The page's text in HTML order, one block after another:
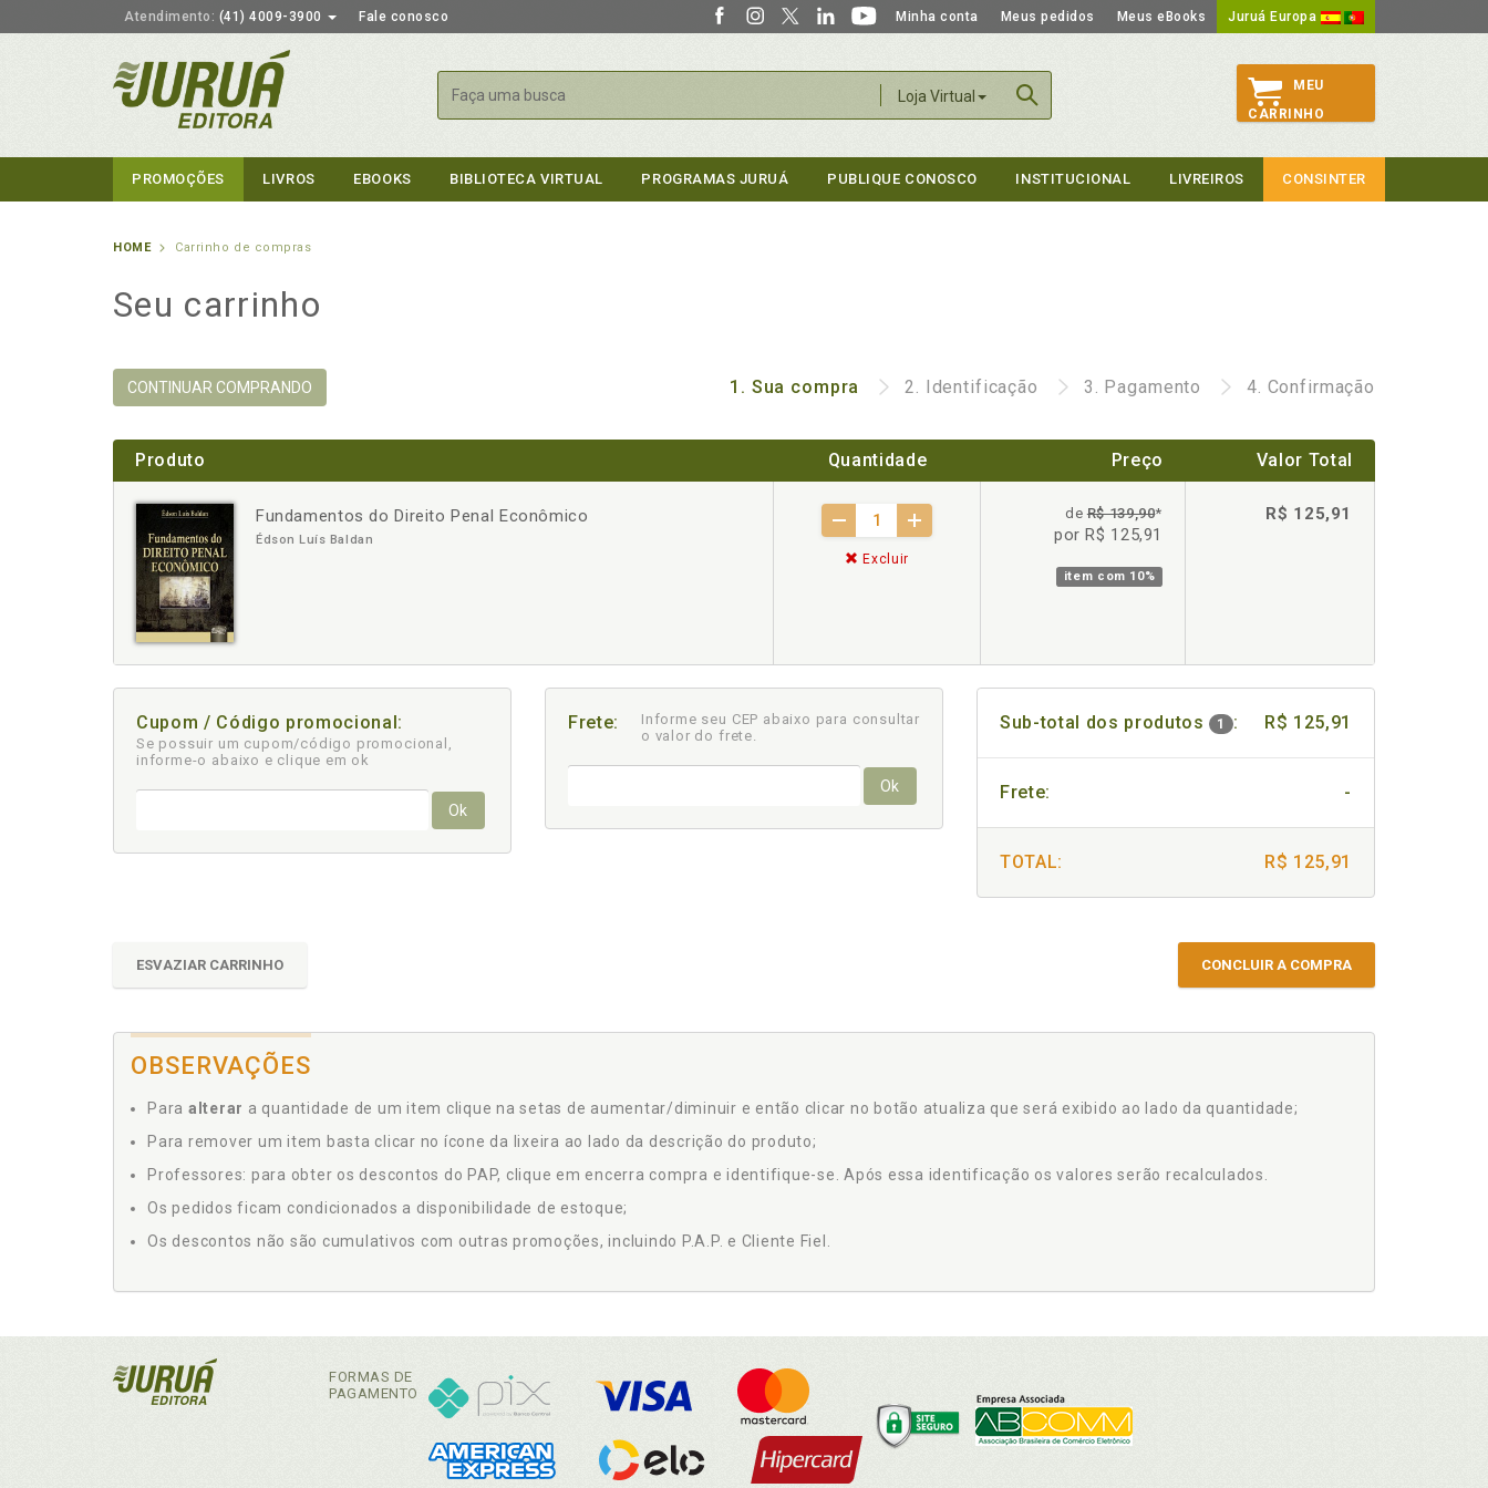
Atendimento: (41) 4009-3900 Fale conosco Minha conta Meus pedidos Meus eBooks Juruá Europa
Loja Virtual
Buscar
MEU
CARRINHO
PROMOÇÕES LIVROS EBOOKS BIBLIOTECA VIRTUAL PROGRAMAS JURUÁ PUBLIQUE CONOSCO INSTITUCIONAL LIVREIROS CONSINTER
HOME Carrinho de compras
Seu carrinho
CONTINUAR COMPRANDO 1. Sua compra 2. Identificação 3. Pagamento 4. Confirmação
Produto Quantidade Preço Valor Total
Fundamentos do Direito Penal Econômico
Édson Luís Baldan
- +
Excluir
deR$ 139,90*
por R$ 125,91
item com 10%
R$ 125,91
Cupom / Código promocional:
Se possuir um cupom/código promocional,
informe-o abaixo e clique em ok
Ok
Frete:
Informe seu CEP abaixo para consultar
o valor do frete.
Ok
Sub-total dos produtos 1 : R$ 125,91
Frete: -
TOTAL: R$ 125,91
ESVAZIAR CARRINHO CONCLUIR A COMPRA
OBSERVAÇÕES
Para alterar a quantidade de um item clique na setas de aumentar/diminuir e então clicar no botão atualiza que será exibido ao lado da quantidade;
Para remover um item basta clicar no ícone da lixeira ao lado da descrição do produto;
Professores: para obter os descontos do PAP, clique em encerra compra e identifique-se. Após essa identificação os valores serão recalculados.
Os pedidos ficam condicionados a disponibilidade de estoque;
Os descontos não são cumulativos com outras promoções, incluindo P.A.P. e Cliente Fiel.
FORMAS DE
PAGAMENTO